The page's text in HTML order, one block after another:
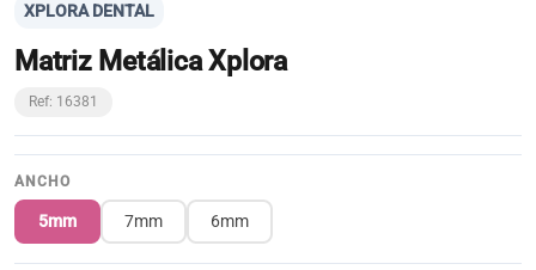
XPLORA DENTAL
Matriz Metálica Xplora
Ref: 16381
ANCHO
5mm 7mm 6mm